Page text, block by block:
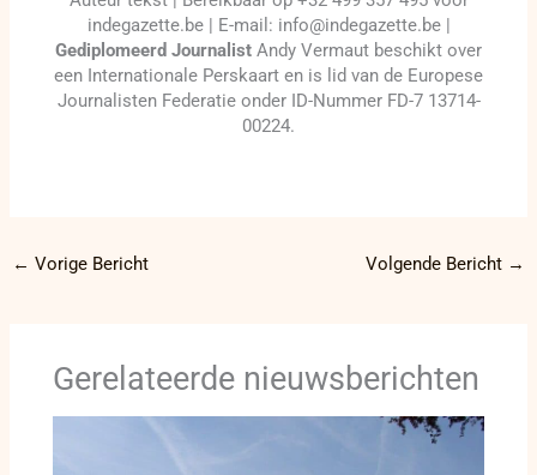
indegazette.be | E-mail: info@indegazette.be |
Gediplomeerd Journalist Andy Vermaut beschikt over
een Internationale Perskaart en is lid van de Europese
Journalisten Federatie onder ID-Nummer FD-7 13714-
00224.
← Vorige Bericht Volgende Bericht →
Gerelateerde nieuwsberichten